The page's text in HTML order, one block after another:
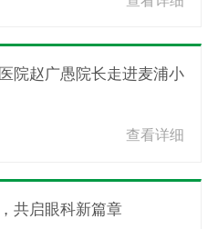
院赵广愚院长走进麦浦小
查看详细
共启眼科新篇章